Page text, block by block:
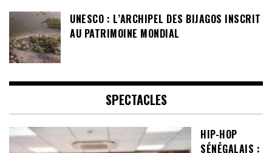
UNESCO : L’ARCHIPEL DES BIJAGOS INSCRIT
AU PATRIMOINE MONDIAL
SPECTACLES
HIP-HOP
SÉNÉGALAIS :